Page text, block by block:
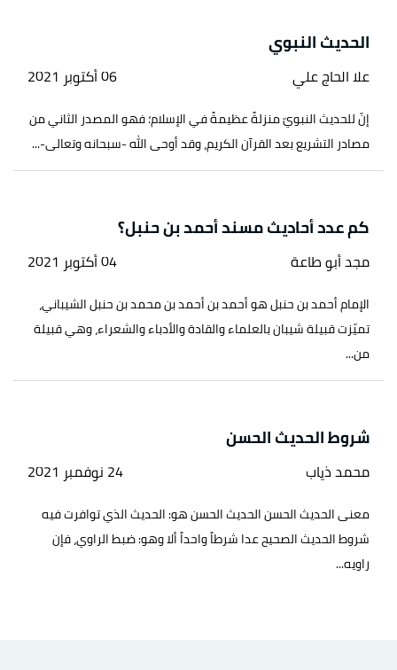
الحديث النبوي
علا الحاج علي 06 أكتوبر 2021
إنّ للحديث النبويّ منزلةً عظيمةً في الإسلام؛ فهو المصدر الثاني من
مصادر التشريع بعد القرآن الكريم، وقد أوحى الله -سبحانه وتعالى-...
كم عدد أحاديث مسند أحمد بن حنبل؟
مجد أبو طاعة 04 أكتوبر 2021
الإمام أحمد بن حنبل هو أحمد بن أحمد بن محمد بن حنبل الشيباني،
تميّزت قبيلة شيبان بالعلماء والقادة والأدباء والشعراء، وهي قبيلة
من...
شروط الحديث الحسن
محمد ذياب 24 نوفمبر 2021
معنى الحديث الحسن الحديث الحسن هو: الحديث الذي توافرت فيه
شروط الحديث الصحيح عدا شرطاً واحداً ألا وهو: ضبط الراوي، فإن
راويه...